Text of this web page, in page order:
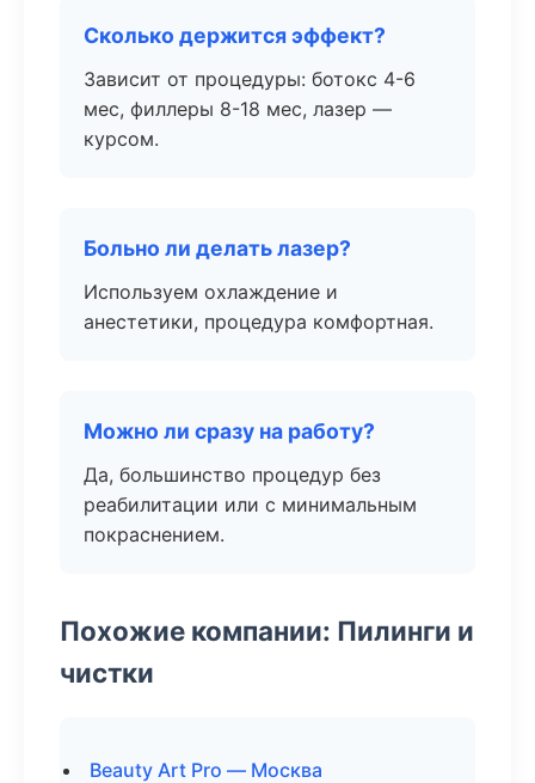
Сколько держится эффект?
Зависит от процедуры: ботокс 4-6
мес, филлеры 8-18 мес, лазер —
курсом.
Больно ли делать лазер?
Используем охлаждение и
анестетики, процедура комфортная.
Можно ли сразу на работу?
Да, большинство процедур без
реабилитации или с минимальным
покраснением.
Похожие компании: Пилинги и
чистки
Beauty Art Pro — Москва